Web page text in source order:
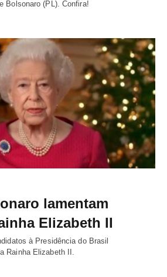
Bolsonaro (PL). Confira!
lamentam
Elizabeth II
à Presidência do Brasil
Rainha Elizabeth II.